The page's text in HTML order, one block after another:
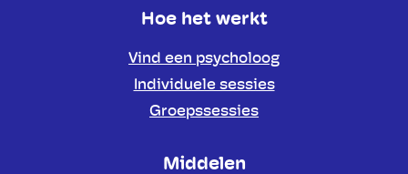
Hoe het werkt
Vind een psycholoog
Individuele sessies
Groepssessies
Middelen